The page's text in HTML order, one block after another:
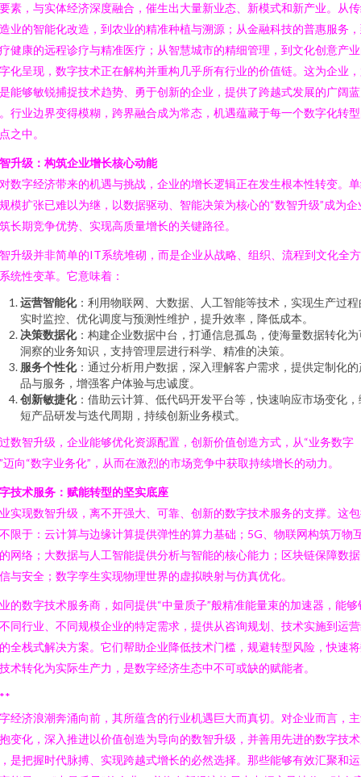
素，与实体经济深度融合，催生出大量新业态、新模式和新产业。从
业的智能化改造，到农业的精准种植与溯源；从金融科技的普惠服务
健康的远程诊疗与精准医疗；从智慧城市的精细管理，到文化创意产
化呈现，数字技术正在解构并重构几乎所有行业的价值链。这为企业
能够敏锐捕捉技术趋势、勇于创新的企业，提供了跨越式发展的广阔蓝
行业边界变得模糊，跨界融合成为常态，机遇蕴藏于每一个数字化转
之中。
升级：构筑企业增长核心动能
数字经济带来的机遇与挑战，企业的增长逻辑正在发生根本性转变。
模扩张已难以为继，以数据驱动、智能决策为核心的“数智升级”成为企
长期竞争优势、实现高质量增长的关键路径。
升级并非简单的IT系统堆砌，而是企业从战略、组织、流程到文化全
统性变革。它意味着：
运营智能化：利用物联网、大数据、人工智能等技术，实现生产过程
实时监控、优化调度与预测性维护，提升效率，降低成本。
决策数据化：构建企业数据中台，打通信息孤岛，使海量数据转化为
洞察的业务知识，支持管理层进行科学、精准的决策。
服务个性化：通过分析用户数据，深入理解客户需求，提供定制化的
品与服务，增强客户体验与忠诚度。
创新敏捷化：借助云计算、低代码开发平台等，快速响应市场变化，
短产品研发与迭代周期，持续创新业务模式。
数智升级，企业能够优化资源配置，创新价值创造方式，从“业务数字
迈向“数字业务化”，从而在激烈的市场竞争中获取持续增长的动力。
技术服务：赋能转型的坚实底座
实现数智升级，离不开强大、可靠、创新的数字技术服务的支撑。这
限于：云计算与边缘计算提供弹性的算力基础；5G、物联网构筑万物
网络；大数据与人工智能提供分析与智能的核心能力；区块链保障数
与安全；数字孪生实现物理世界的虚拟映射与仿真优化。
的数字技术服务商，如同提供“中量质子”般精准能量束的加速器，能够
同行业、不同规模企业的特定需求，提供从咨询规划、技术实施到运
全栈式解决方案。它们帮助企业降低技术门槛，规避转型风险，快速
术转化为实际生产力，是数字经济生态中不可或缺的赋能者。
经济浪潮奔涌向前，其所蕴含的行业机遇巨大而真切。对企业而言，
变化，深入推进以价值创造为导向的数智升级，并善用先进的数字技
是把握时代脉搏、实现跨越式增长的必然选择。那些能够有效汇聚和